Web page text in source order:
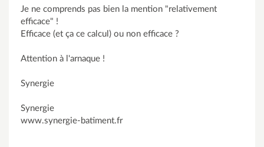
Je ne comprends pas bien la mention "relativement
efficace" !
Efficace (et ça ce calcul) ou non efficace ?
Attention à l'arnaque !
Synergie
Synergie
www.synergie-batiment.fr